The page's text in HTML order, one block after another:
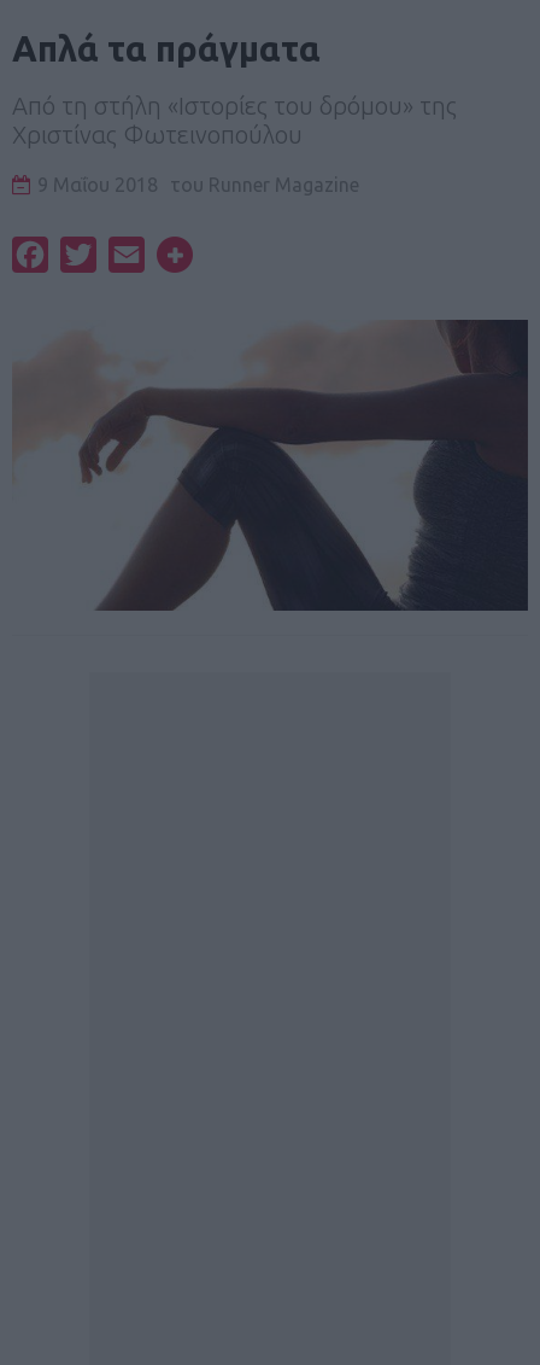
Απλά τα πράγματα
Από τη στήλη «Ιστορίες του δρόμου» της
Χριστίνας Φωτεινοπούλου
9 Μαΐου 2018 του Runner Magazine
FacebookTwitterEmail